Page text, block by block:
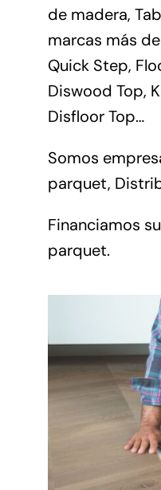
de madera,
marcas más
Quick Step,
Diswood Top,
Disfloor Top…
Somos
parquet,
Financiamos
parquet.